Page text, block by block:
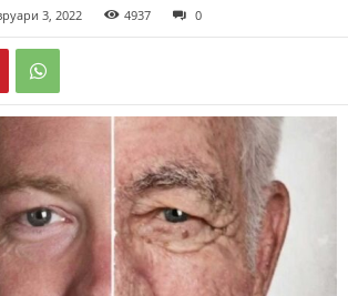
3, 2022 4937 0